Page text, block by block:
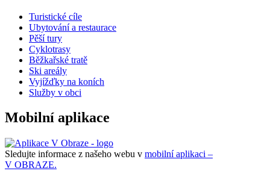
Turistické cíle
Ubytování a restaurace
Pěší tury
Cyklotrasy
Běžkařské tratě
Ski areály
Vyjížďky na koních
Služby v obci
Mobilní aplikace
Sledujte informace z našeho webu v mobilní aplikaci –
V OBRAZE.